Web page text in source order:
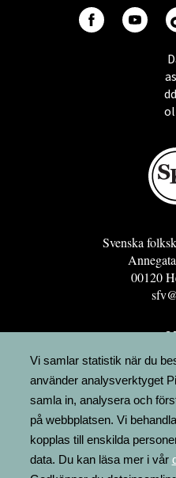
Svenska
00120
Vi samlar statistik när du
använder analysverktyget
samla in, analysera och
på webbplatsen. Vi
kopplas till enskilda
data. Du kan läsa mer i vår